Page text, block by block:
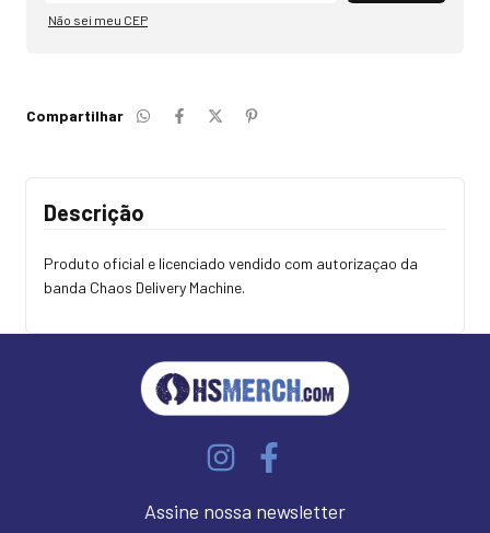
Não sei meu CEP
Compartilhar
Descrição
Produto oficial e licenciado vendido com autorizaçao da
banda Chaos Delivery Machine.
Assine nossa newsletter